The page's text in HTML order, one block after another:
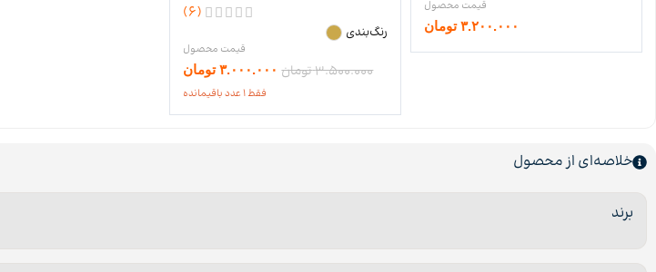
۳.۲۰۰.۰۰۰ تومان
(6)
رنگ‌بندی
۳.۵۰۰.۰۰۰تومان ۳.۰۰۰.۰۰۰ تومان
فقط 1 عدد باقیمانده
خلاصه‌ای از محصول
برند